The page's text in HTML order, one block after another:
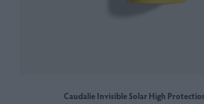
Caudalie Invisible Solar High